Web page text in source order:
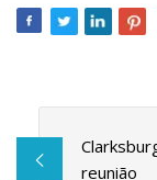
reunião